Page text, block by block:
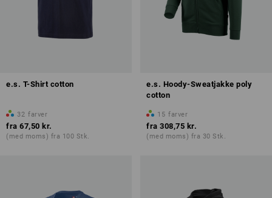
e.s. T-Shirt cotton
32 farver
fra 67,50 kr.
(med moms) fra 100 Stk.
e.s. Hoody-Sweatjakke poly
cotton
15 farver
fra 308,75 kr.
(med moms) fra 30 Stk.